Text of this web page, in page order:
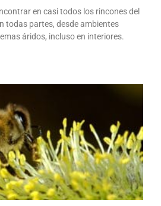
en casi todos los rincones del
todas partes, desde ambientes
áridos, incluso en interiores.